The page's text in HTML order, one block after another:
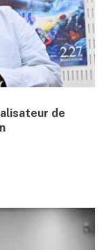
de